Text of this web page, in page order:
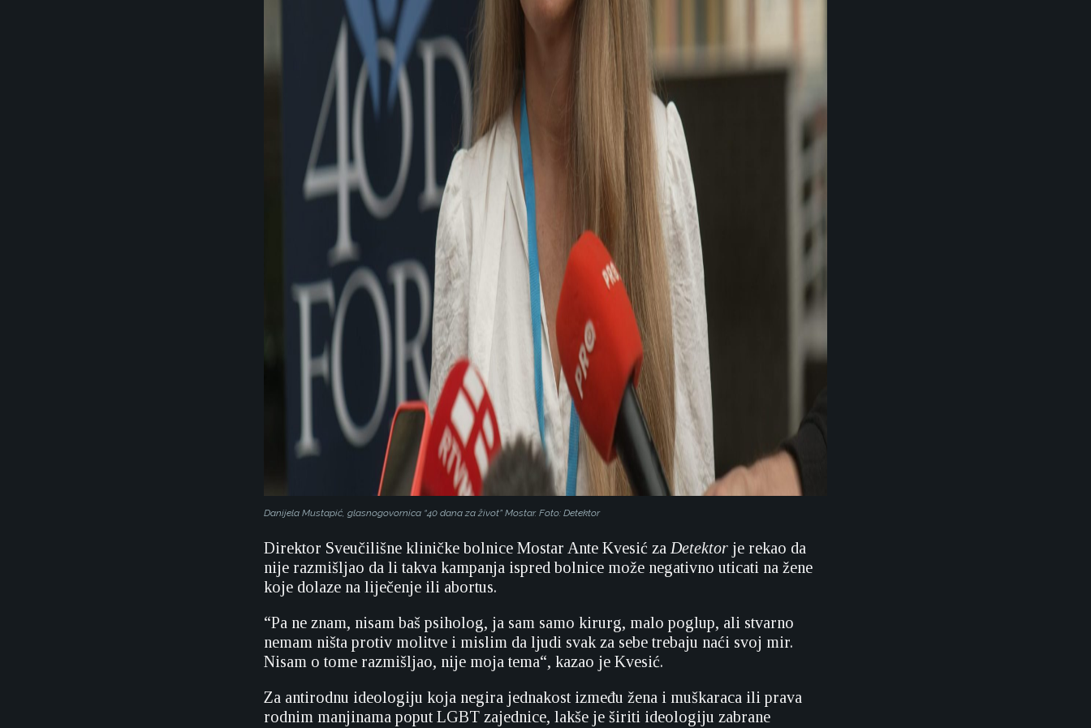
Danijela Mustapić, glasnogovornica “40 dana za život” Mostar. Foto: Detektor
Direktor Sveučilišne kliničke bolnice Mostar Ante Kvesić za Detektor je rekao da
nije razmišljao da li takva kampanja ispred bolnice može negativno uticati na žene
koje dolaze na liječenje ili abortus.
“Pa ne znam, nisam baš psiholog, ja sam samo kirurg, malo poglup, ali stvarno
nemam ništa protiv molitve i mislim da ljudi svak za sebe trebaju naći svoj mir.
Nisam o tome razmišljao, nije moja tema“, kazao je Kvesić.
Za antirodnu ideologiju koja negira jednakost između žena i muškaraca ili prava
rodnim manjinama poput LGBT zajednice, lakše je širiti ideologiju zabrane